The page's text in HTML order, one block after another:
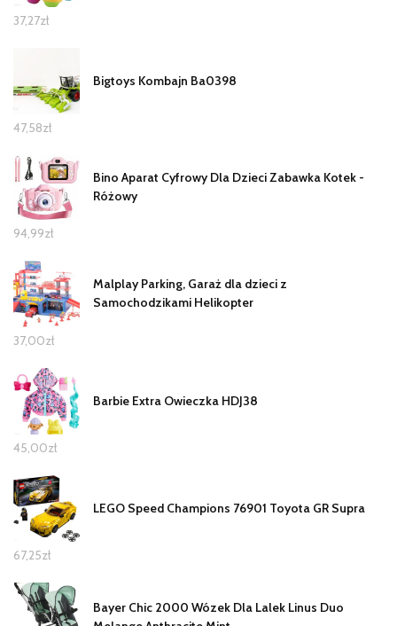
37,27zł
Bigtoys Kombajn Ba0398
47,58zł
Bino Aparat Cyfrowy Dla Dzieci Zabawka Kotek -
Różowy
94,99zł
Malplay Parking, Garaż dla dzieci z
Samochodzikami Helikopter
37,00zł
Barbie Extra Owieczka HDJ38
45,00zł
LEGO Speed Champions 76901 Toyota GR Supra
67,25zł
Bayer Chic 2000 Wózek Dla Lalek Linus Duo